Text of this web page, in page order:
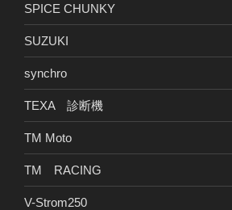
SPICE CHUNKY
SUZUKI
synchro
TEXA 診断機
TM Moto
TM RACING
V-Strom250